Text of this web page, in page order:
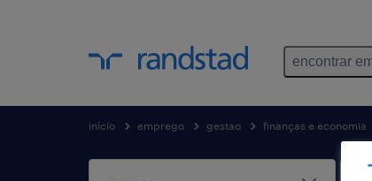
encontrar
início emprego gestao finanças e economia